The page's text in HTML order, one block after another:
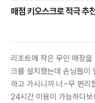
매점 키오스크로 적극 추
리조트에 작은 무인 매장
크를 설치했는데 손님들이
하고 가시니까 너~무 편리
24시간 이용이 가능하다